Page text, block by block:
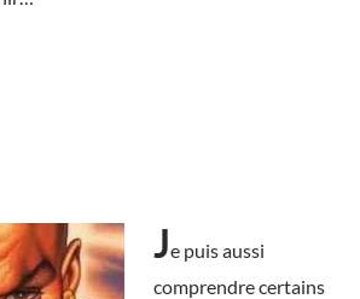
Je puis aussi
comprendre certains